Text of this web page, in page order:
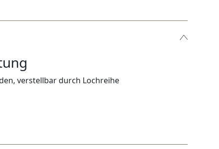
verstellbar durch Lochreihe